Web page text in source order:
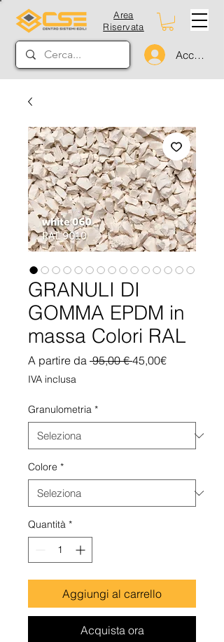
Area
Riservata
Accedi
GRANULI DI
GOMMA EPDM in
massa Colori RAL
A partire da 95,00 € Prezzo
45,00€Prezzo
IVA inclusa
Granulometria *
Colore *
Quantità *
Aggiungi al carrello
Acquista ora